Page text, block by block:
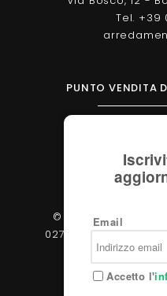
Tel. +39
PUNTO VENDITA
© 2026 - Perbellini
02783400233 - Via
Email
Accetto l'